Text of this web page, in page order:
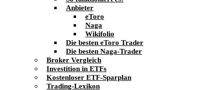
Anbieter
eToro
Naga
Wikifolio
Die besten eToro Trader
Die besten Naga-Trader
Broker Vergleich
Investition in ETFs
Kostenloser ETF-Sparplan
Trading-Lexikon